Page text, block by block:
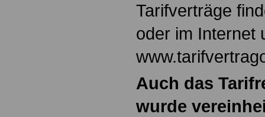
Tarifverträge
oder im Internet
Auch das
wurde